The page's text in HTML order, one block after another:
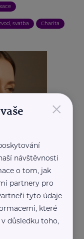
svatba Charita
×
návštěvnosti
o tom, jak
partnery pro
tyto údaje
které
důsledku toho,